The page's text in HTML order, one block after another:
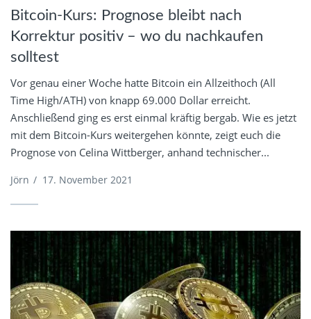
Bitcoin-Kurs: Prognose bleibt nach
Korrektur positiv – wo du nachkaufen
solltest
Vor genau einer Woche hatte Bitcoin ein Allzeithoch (All
Time High/ATH) von knapp 69.000 Dollar erreicht.
Anschließend ging es erst einmal kräftig bergab. Wie es jetzt
mit dem Bitcoin-Kurs weitergehen könnte, zeigt euch die
Prognose von Celina Wittberger, anhand technischer...
Jörn / 17. November 2021